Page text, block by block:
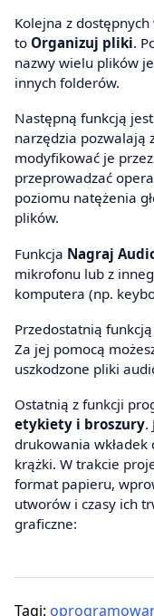
Kolejna z
to Organizuj pliki.
nazwy wielu plików
innych folderów.
Następną funkcją jest
narzędzia pozwalają
modyfikować je
przeprowadzać
poziomu natężenia
plików.
Funkcja Nagraj
mikrofonu lub z
komputera (np.
Przedostatnią
Za jej pomocą
uszkodzone pliki
Ostatnią z funkcji
etykiety i broszury.
drukowania wkładek
krążki. W trakcie
format papieru,
utworów i czasy ich
graficzne:
Tagi: